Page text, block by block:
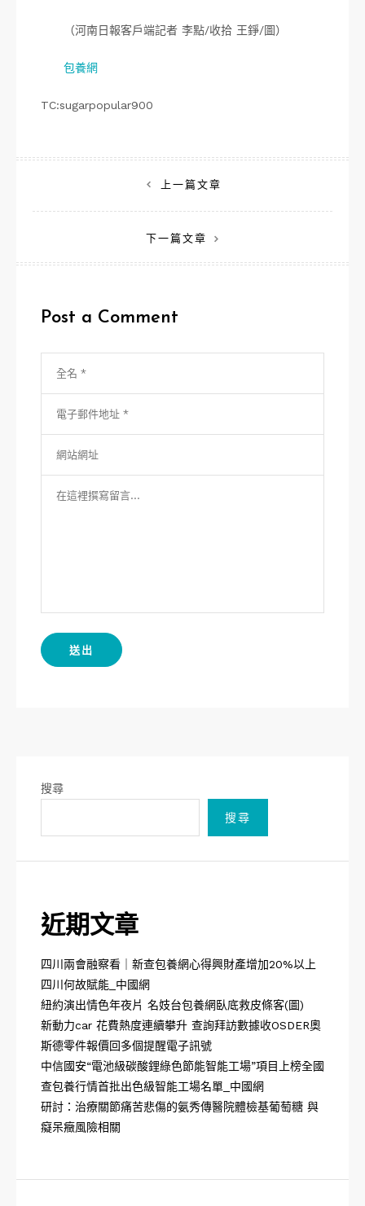
（河南日報客戶端記者 李點/收拾 王錚/圖）
包養網
TC:sugarpopular900
章
上一篇文章
下一篇文章
Post a Comment
搜尋
搜尋
近期文章
四川兩會融察看｜新查包養網心得興財產增加20%以上
四川何故賦能_中國網
紐約演出情色年夜片 名妓台包養網臥底救皮條客(圖)
新動力car 花費熱度連續攀升 查詢拜訪數據收OSDER奧
斯德零件報價回多個提醒電子訊號
中信國安“電池級碳酸鋰綠色節能智能工場”項目上榜全國
查包養行情首批出色級智能工場名單_中國網
研討：治療關節痛苦悲傷的氨秀傳醫院體檢基葡萄糖 與
癡呆癥風險相關